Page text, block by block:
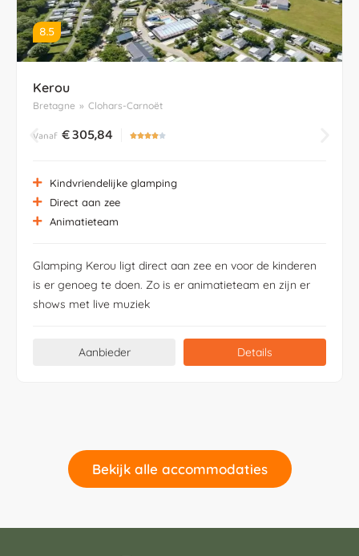
8.5
Kerou
Bretagne » Clohars-Carnoët
Vanaf €305,84 
Kindvriendelijke glamping
Direct aan zee
Animatieteam
Glamping Kerou ligt direct aan zee en voor de kinderen
is er genoeg te doen. Zo is er animatieteam en zijn er
shows met live muziek
Aanbieder Details
Bekijk alle accommodaties